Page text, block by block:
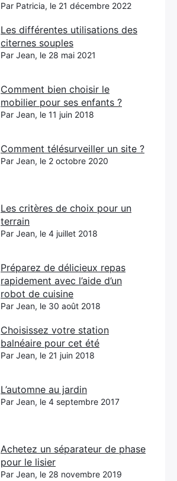
Par Patricia, le 21 décembre 2022
Les différentes utilisations des
citernes souples
Par Jean, le 28 mai 2021
Comment bien choisir le
mobilier pour ses enfants ?
Par Jean, le 11 juin 2018
Comment télésurveiller un site ?
Par Jean, le 2 octobre 2020
Les critères de choix pour un
terrain
Par Jean, le 4 juillet 2018
Préparez de délicieux repas
rapidement avec l’aide d’un
robot de cuisine
Par Jean, le 30 août 2018
Choisissez votre station
balnéaire pour cet été
Par Jean, le 21 juin 2018
L’automne au jardin
Par Jean, le 4 septembre 2017
Achetez un séparateur de phase
pour le lisier
Par Jean, le 28 novembre 2019